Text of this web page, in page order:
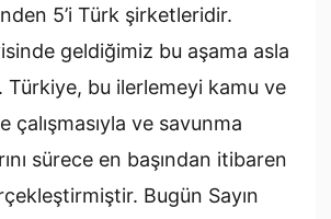
5’i Türk şirketleridir.
geldiğimiz bu aşama asla
bu ilerlemeyi kamu ve
çalışmasıyla ve savunma
sürece en başından itibaren
Bugün Sayın